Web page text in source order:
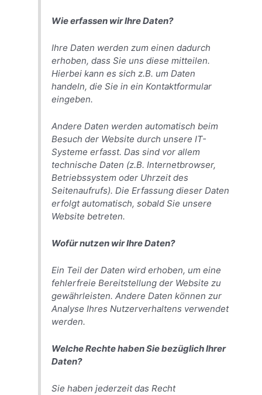
Wie erfassen wir Ihre Daten?
Ihre Daten werden zum einen dadurch
erhoben, dass Sie uns diese mitteilen.
Hierbei kann es sich z.B. um Daten
handeln, die Sie in ein Kontaktformular
eingeben.
Andere Daten werden automatisch beim
Besuch der Website durch unsere IT-
Systeme erfasst. Das sind vor allem
technische Daten (z.B. Internetbrowser,
Betriebssystem oder Uhrzeit des
Seitenaufrufs). Die Erfassung dieser Daten
erfolgt automatisch, sobald Sie unsere
Website betreten.
Wofür nutzen wir Ihre Daten?
Ein Teil der Daten wird erhoben, um eine
fehlerfreie Bereitstellung der Website zu
gewährleisten. Andere Daten können zur
Analyse Ihres Nutzerverhaltens verwendet
werden.
Welche Rechte haben Sie bezüglich Ihrer
Daten?
Sie haben jederzeit das Recht